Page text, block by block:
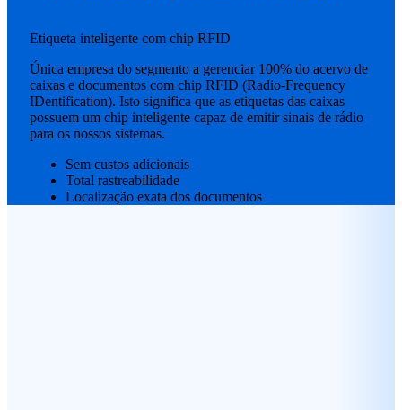
Etiqueta inteligente com chip RFID
Única empresa do segmento a gerenciar 100% do acervo de
caixas e documentos com chip RFID (Radio-Frequency
IDentification). Isto significa que as etiquetas das caixas
possuem um chip inteligente capaz de emitir sinais de rádio
para os nossos sistemas.
Sem custos adicionais
Total rastreabilidade
Localização exata dos documentos